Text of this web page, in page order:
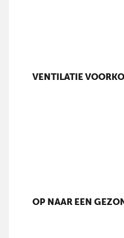
VENTILATIE
OP NAAR EEN